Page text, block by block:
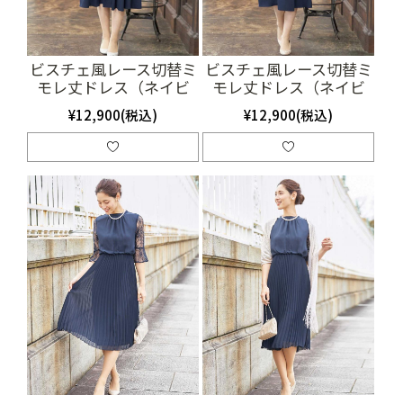
ビスチェ風レース切替ミ
モレ丈ドレス（ネイビ
ー）（SET0884）
¥12,900(税込)
ビスチェ風レース切替ミ
モレ丈ドレス（ネイビ
ー）（SET0885）
¥12,900(税込)